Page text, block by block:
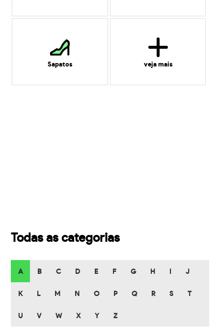
Sapatos veja mais
Todas as categorias
A B C D E F G H J
K L M N O P Q R S T
U V W X Y Z